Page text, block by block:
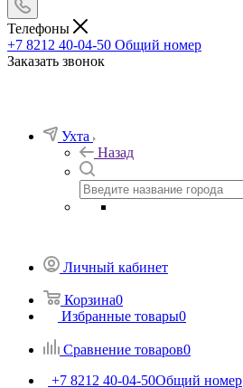
Телефоны
+7 8212 40-04-50 Общий номер
Заказать звонок
Ухта
Назад
Личный кабинет
Корзина0
Избранные товары0
Сравнение товаров0
+7 8212 40-04-50Общий номер